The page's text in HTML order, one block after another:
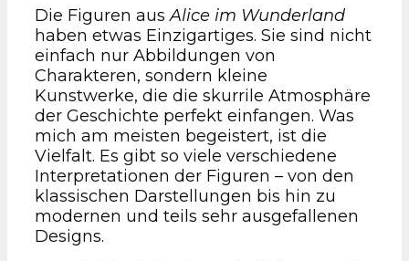
Die Figuren ausAlice im Wunderland
haben etwas Einzigartiges. Sie sind nicht
einfach nur Abbildungen von
Charakteren, sondern kleine
Kunstwerke, die die skurrile Atmosphäre
der Geschichte perfekt einfangen. Was
mich am meisten begeistert, ist die
Vielfalt. Es gibt so viele verschiedene
Interpretationen der Figuren – von den
klassischen Darstellungen bis hin zu
modernen und teils sehr ausgefallenen
Designs.